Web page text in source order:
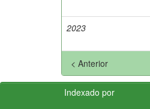
2023
< Anterior
Indexado por